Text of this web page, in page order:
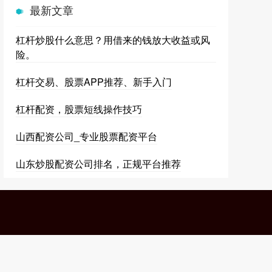
最新文章
杠杆炒股什么意思？用借来的钱放大收益或风
险。
杠杆交易、股票APP推荐、新手入门
杠杆配资，股票短线操作技巧
山西配资公司_专业股票配资平台
山东炒股配资公司排名，正规平台推荐